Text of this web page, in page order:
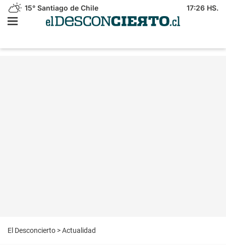
15° Santiago de Chile 17:26 HS.
El Desconcierto >Actualidad